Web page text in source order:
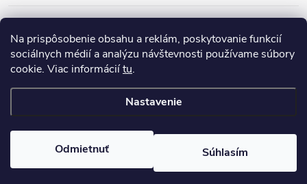
Na prispôsobenie obsahu a reklám, poskytovanie funkcií
sociálnych médií a analýzu návštevnosti používame súbory
cookie. Viac informáciítu.
Nastavenie
Odmietnuť Súhlasím
nastavenie cookies